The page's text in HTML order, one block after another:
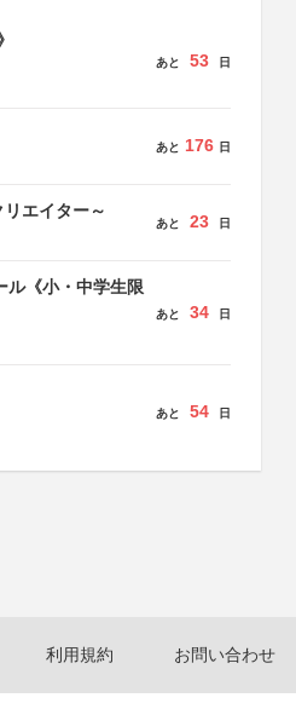
あと 53 日
あと 176 日
エイター～
あと 23 日
ル《小・中学生限
あと 34 日
あと 54 日
利用規約 お問い合わせ